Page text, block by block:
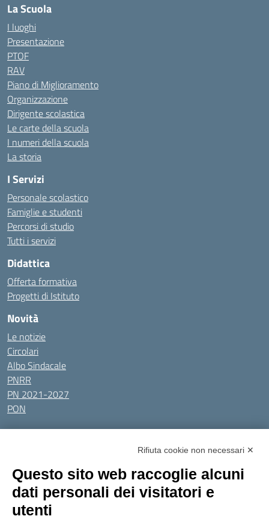
La Scuola
I luoghi
Presentazione
PTOF
RAV
Piano di Miglioramento
Organizzazione
Dirigente scolastica
Le carte della scuola
I numeri della scuola
La storia
I Servizi
Personale scolastico
Famiglie e studenti
Percorsi di studio
Tutti i servizi
Didattica
Offerta formativa
Progetti di Istituto
Novità
Le notizie
Circolari
Albo Sindacale
PNRR
PN 2021-2027
PON
Tutti gli argomenti
Amministrazione Trasparente
Privacy Policy
Dichiarazione di accessibilitàObiettivi di accessibilità
Seguici su:
Rifiuta cookie non necessari ✕
Questo sito web raccoglie alcuni
dati personali dei visitatori e
utenti